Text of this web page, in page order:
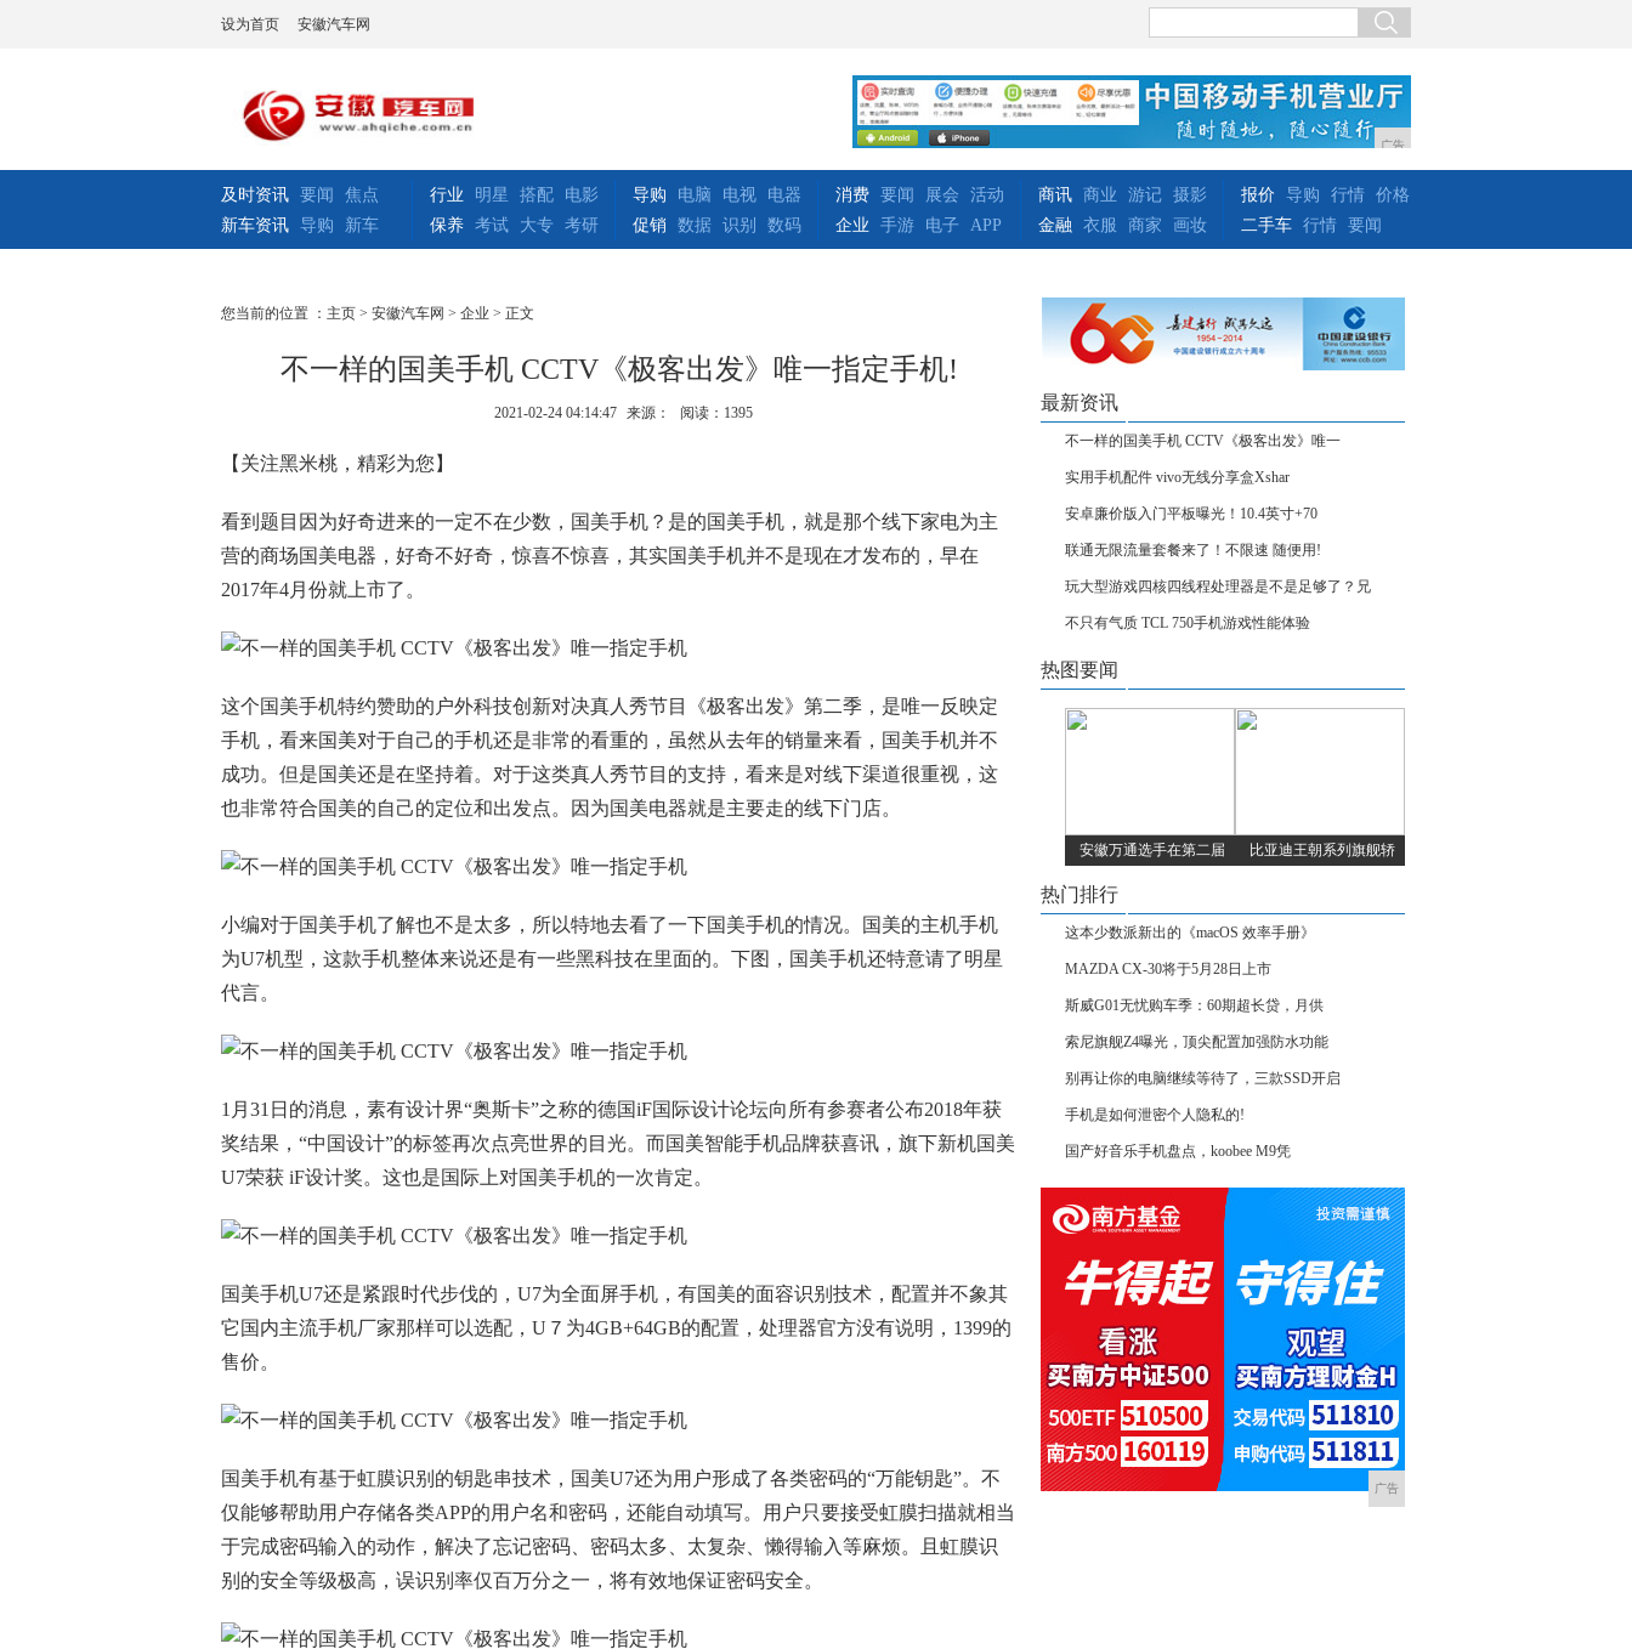
设为首页 安徽汽车网
广告
及时资讯 要闻
焦点
新车资讯 导购 新车
行业 明星 搭配
电影
保养 考试 大专 考研
导购 电脑 电视
电器
促销
数据 识别 数码
消费 要闻 展会
活动
企业
手游 电子 APP
商讯 商业 游记 摄影
金融
衣服 商家 画妆
报价 导购 行情 价格
二手车 行情 要闻
您当前的位置 ： 主页 > 安徽汽车网 > 企业 > 正文
不一样的国美手机 CCTV《极客出发》唯一指定手机!
2021-02-24 04:14:47 来源： 阅读：1395
【关注黑米桃，精彩为您】
看到题目因为好奇进来的一定不在少数，国美手机？是的国美手机，就是那个线下家电为主
营的商场国美电器，好奇不好奇，惊喜不惊喜，其实国美手机并不是现在才发布的，早在
2017年4月份就上市了。
这个国美手机特约赞助的户外科技创新对决真人秀节目《极客出发》第二季，是唯一反映定
手机，看来国美对于自己的手机还是非常的看重的，虽然从去年的销量来看，国美手机并不
成功。但是国美还是在坚持着。对于这类真人秀节目的支持，看来是对线下渠道很重视，这
也非常符合国美的自己的定位和出发点。因为国美电器就是主要走的线下门店。
小编对于国美手机了解也不是太多，所以特地去看了一下国美手机的情况。国美的主机手机
为U7机型，这款手机整体来说还是有一些黑科技在里面的。下图，国美手机还特意请了明星
代言。
1月31日的消息，素有设计界“奥斯卡”之称的德国iF国际设计论坛向所有参赛者公布2018年获
奖结果，“中国设计”的标签再次点亮世界的目光。而国美智能手机品牌获喜讯，旗下新机国美
U7荣获 iF设计奖。这也是国际上对国美手机的一次肯定。
国美手机U7还是紧跟时代步伐的，U7为全面屏手机，有国美的面容识别技术，配置并不象其
它国内主流手机厂家那样可以选配，U７为4GB+64GB的配置，处理器官方没有说明，1399的
售价。
国美手机有基于虹膜识别的钥匙串技术，国美U7还为用户形成了各类密码的“万能钥匙”。不
仅能够帮助用户存储各类APP的用户名和密码，还能自动填写。用户只要接受虹膜扫描就相当
于完成密码输入的动作，解决了忘记密码、密码太多、太复杂、懒得输入等麻烦。且虹膜识
别的安全等级极高，误识别率仅百万分之一，将有效地保证密码安全。
最新资讯
不一样的国美手机 CCTV《极客出发》唯一
实用手机配件 vivo无线分享盒Xshar
安卓廉价版入门平板曝光！10.4英寸+70
联通无限流量套餐来了！不限速 随便用!
玩大型游戏四核四线程处理器是不是足够了？兄
不只有气质 TCL 750手机游戏性能体验
热图要闻
安徽万通选手在第二届 比亚迪王朝系列旗舰轿
热门排行
这本少数派新出的《macOS 效率手册》
MAZDA CX-30将于5月28日上市
斯威G01无忧购车季：60期超长贷，月供
索尼旗舰Z4曝光，顶尖配置加强防水功能
别再让你的电脑继续等待了，三款SSD开启
手机是如何泄密个人隐私的!
国产好音乐手机盘点，koobee M9凭
广告